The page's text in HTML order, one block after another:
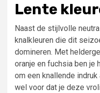
Lente
Naast de stijlvolle
knalkleuren die dit
domineren. Met
oranje en fuchsia ben je
om een knallende
wel voor dat je deze